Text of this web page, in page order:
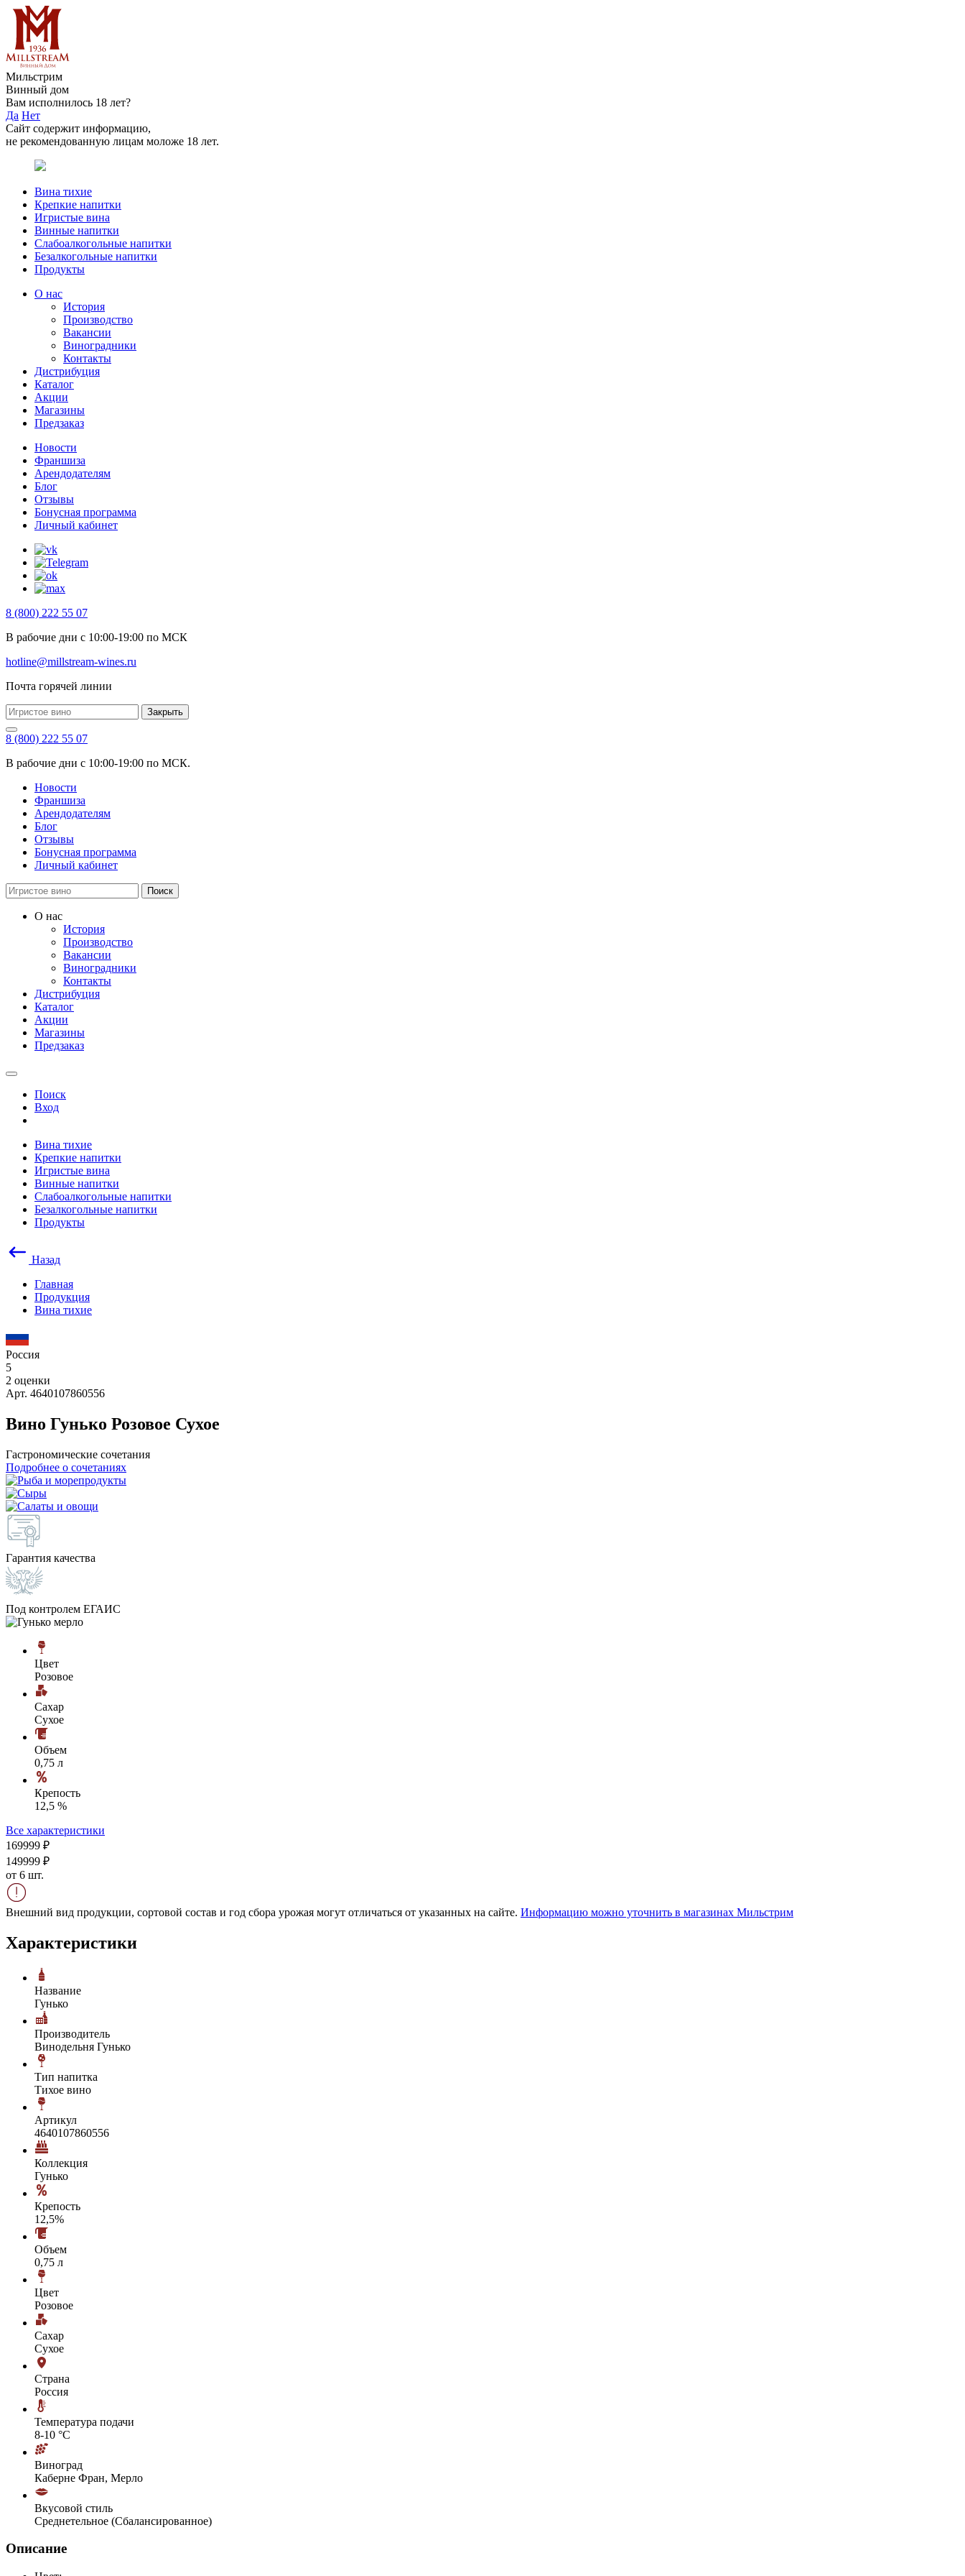
Мильстрим
Винный дом
Вам исполнилось 18 лет?
Да Нет
Сайт содержит информацию,
не рекомендованную лицам моложе 18 лет.
Вина тихие
Крепкие напитки
Игристые вина
Винные напитки
Слабоалкогольные напитки
Безалкогольные напитки
Продукты
О нас
История
Производство
Вакансии
Виноградники
Контакты
Дистрибуция
Каталог
Акции
Магазины
Предзаказ
Новости
Франшиза
Арендодателям
Блог
Отзывы
Бонусная программа
Личный кабинет
8 (800) 222 55 07
В рабочие дни с 10:00-19:00 по МСК
hotline@millstream-wines.ru
Почта горячей линии
Закрыть
8 (800) 222 55 07
В рабочие дни с 10:00-19:00 по МСК.
Новости
Франшиза
Арендодателям
Блог
Отзывы
Бонусная программа
Личный кабинет
Поиск
О нас
История
Производство
Вакансии
Виноградники
Контакты
Дистрибуция
Каталог
Акции
Магазины
Предзаказ
Поиск
Вход
Вина тихие
Крепкие напитки
Игристые вина
Винные напитки
Слабоалкогольные напитки
Безалкогольные напитки
Продукты
Назад
Главная
Продукция
Вина тихие
Россия
5
2 оценки
Арт. 4640107860556
Вино Гунько Розовое Сухое
Гастрономические сочетания
Подробнее о сочетаниях
Гарантия качества
Под контролем ЕГАИС
Цвет
Розовое
Сахар
Сухое
Объем
0,75 л
Крепость
12,5 %
Все характеристики
169999 ₽
149999 ₽
от 6 шт.
Внешний вид продукции, сортовой состав и год сбора урожая могут отличаться от указанных на сайте. Информацию можно уточнить в магазинах Мильстрим
Характеристики
Название
Гунько
Производитель
Винодельня Гунько
Тип напитка
Тихое вино
Артикул
4640107860556
Коллекция
Гунько
Крепость
12,5%
Объем
0,75 л
Цвет
Розовое
Сахар
Сухое
Страна
Россия
Температура подачи
8-10 °С
Виноград
Каберне Фран, Мерло
Вкусовой стиль
Среднетельное (Сбалансированное)
Описание